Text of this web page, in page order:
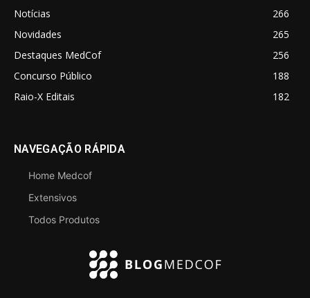
Notícias
266
Novidades
265
Destaques MedCof
256
Concurso Público
188
Raio-X Editais
182
NAVEGAÇÃO RÁPIDA
Home Medcof
Extensivos
Todos Produtos